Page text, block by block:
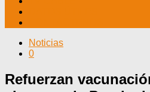
Noticias
0
Refuerzan